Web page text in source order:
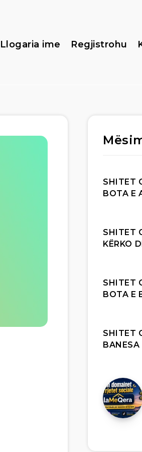
Llogaria ime Regjistrohu
SHITET
BOTA E
SHITET
KËRKO
SHITET
BOTA E
SHITET
BANESA